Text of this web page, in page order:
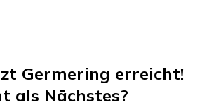
Germering erreicht!
als Nächstes?